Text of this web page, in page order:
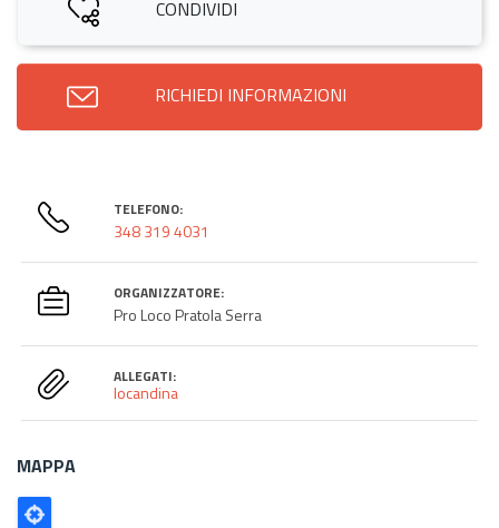
CONDIVIDI
RICHIEDI INFORMAZIONI
TELEFONO:
348 319 4031
ORGANIZZATORE:
Pro Loco Pratola Serra
ALLEGATI:
locandina
MAPPA
Poligono